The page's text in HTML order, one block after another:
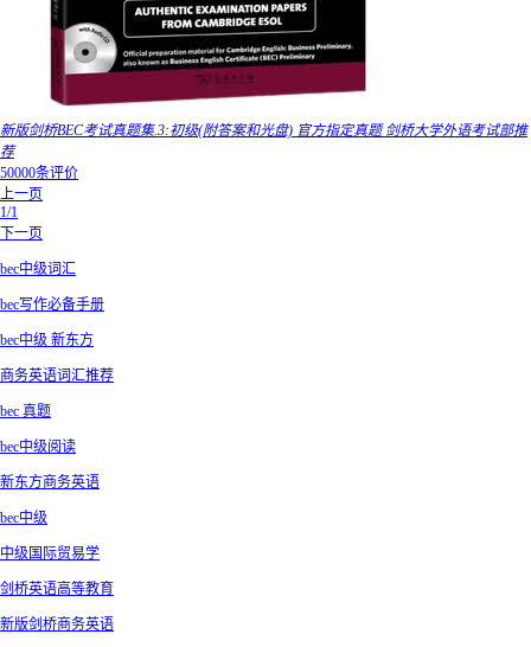
新版剑桥BEC考试真题集.3:初级(附答案和光盘) 官方指定真题 剑桥大学外语考试部推
荐
50000条评价
上一页
1/1
下一页
bec中级词汇
bec写作必备手册
bec中级 新东方
商务英语词汇推荐
bec 真题
bec中级阅读
新东方商务英语
bec中级
中级国际贸易学
剑桥英语高等教育
新版剑桥商务英语